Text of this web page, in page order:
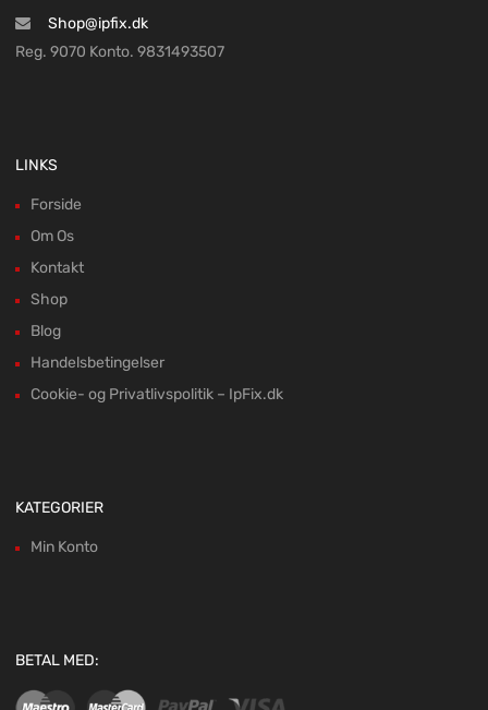
Shop@ipfix.dk
Reg. 9070 Konto. 9831493507
LINKS
Forside
Om Os
Kontakt
Shop
Blog
Handelsbetingelser
Cookie- og Privatlivspolitik – IpFix.dk
KATEGORIER
Min Konto
BETAL MED: